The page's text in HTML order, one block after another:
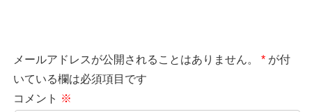
メールアドレスが公開されることはありません。 * が付
いている欄は必須項目です
コメント ※